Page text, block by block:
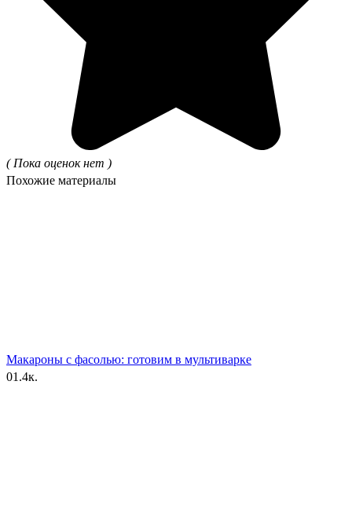
( Пока оценок нет )
Похожие материалы
Макароны с фасолью: готовим в мультиварке
01.4к.